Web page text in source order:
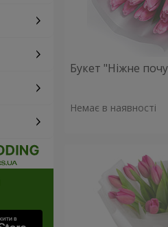
Букет "Ніжне
Немає в наявності